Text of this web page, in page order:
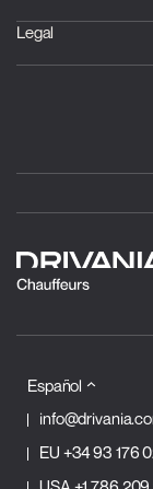
Legal
Español
EU +34 93 176